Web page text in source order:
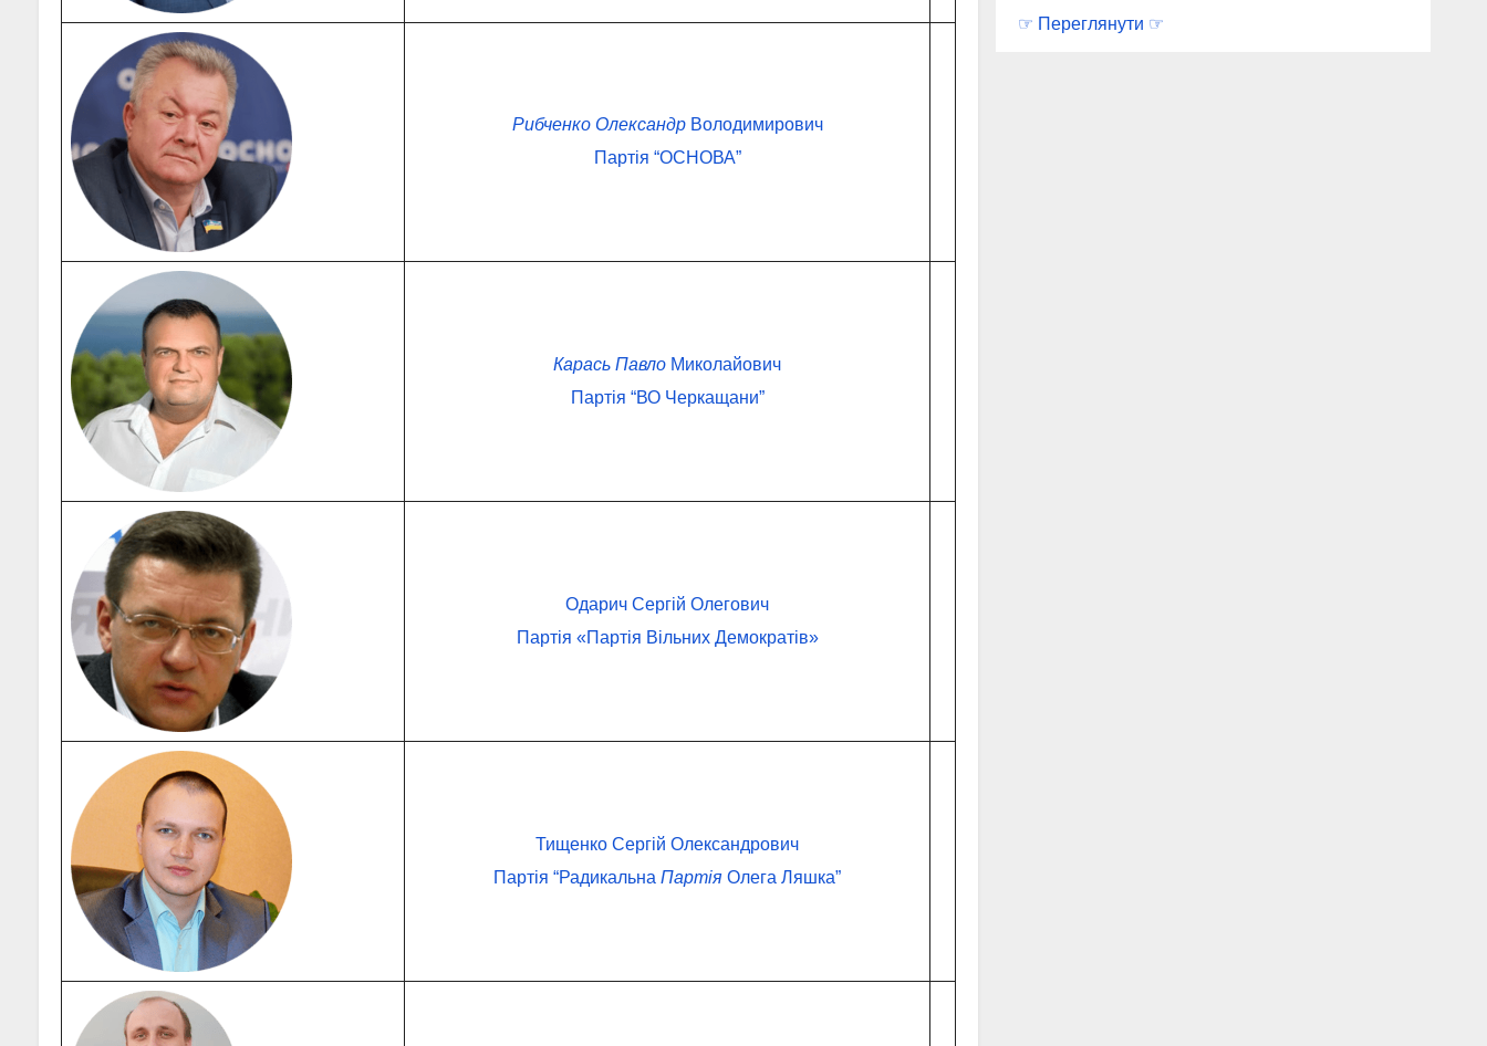
Рибченко ОлександрВолодимирович
Партія “ОСНОВА”
Карась Павло Миколайович
Партія “ВО Черкащани”
Одарич Сергій Олегович
Партія «Партія Вільних Демократів»
Тищенко Сергій Олександрович
Партія “Радикальна Партія Олега Ляшка”
☞ Переглянути ☞